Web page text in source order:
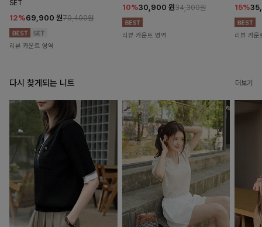
SET
12%69,900 원79,400원
리뷰 카운트 영역
10%30,900 원34,300원
리뷰 카운트 영역
15%
리뷰 카운
다시 찾게되는 니트 더보기